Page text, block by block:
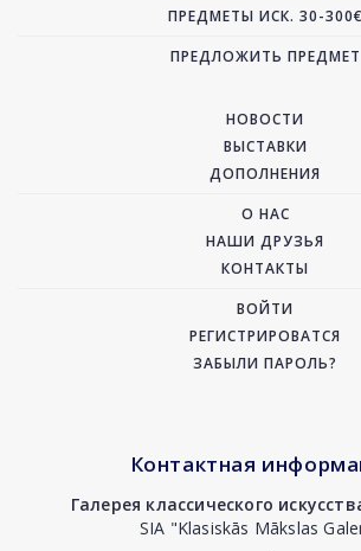
ПРЕДМЕТЫ ИСК. 30-300€
ПРЕДЛОЖИТЬ ПРЕДМЕТ
НОВОСТИ
ВЫСТАВКИ
ДОПОЛНЕНИЯ
О НАС
НАШИ ДРУЗЬЯ
КОНТАКТЫ
ВОЙТИ
РЕГИСТРИРОВАТСЯ
ЗАБЫЛИ ПАРОЛЬ?
Контактная
Галерея классического
SIA "Klasiskās Mākslas